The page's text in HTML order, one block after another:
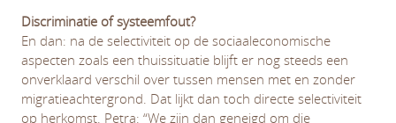
Discriminatie of systeemfout?
En dan: na de selectiviteit op de sociaaleconomische
aspecten zoals een thuissituatie blijft er nog steeds een
onverklaard verschil over tussen mensen met en zonder
migratieachtergrond. Dat lijkt dan toch directe selectiviteit
op herkomst. Petra: “We zijn dan geneigd om die